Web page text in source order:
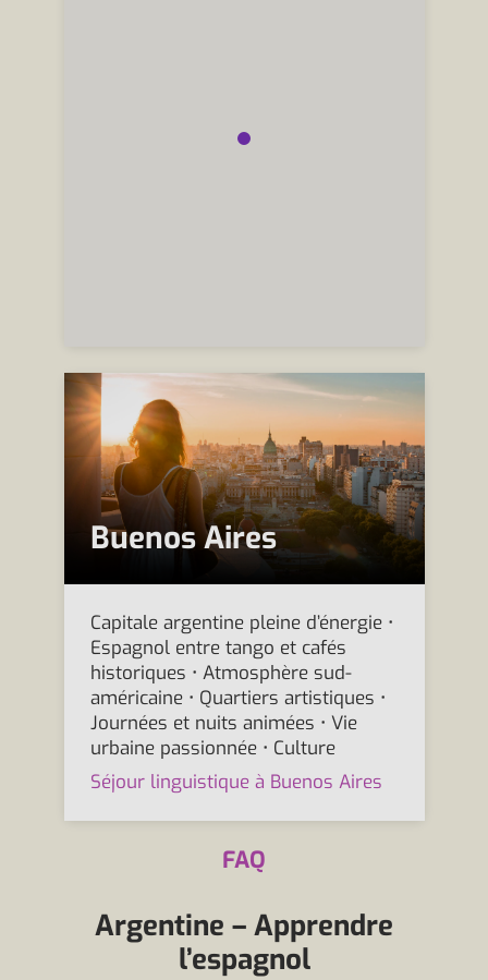
Buenos Aires
Capitale argentine pleine d’énergie •
Espagnol entre tango et cafés
historiques • Atmosphère sud-
américaine • Quartiers artistiques •
Journées et nuits animées • Vie
urbaine passionnée • Culture
Séjour linguistique à Buenos Aires
FAQ
Argentine – Apprendre
l’espagnol